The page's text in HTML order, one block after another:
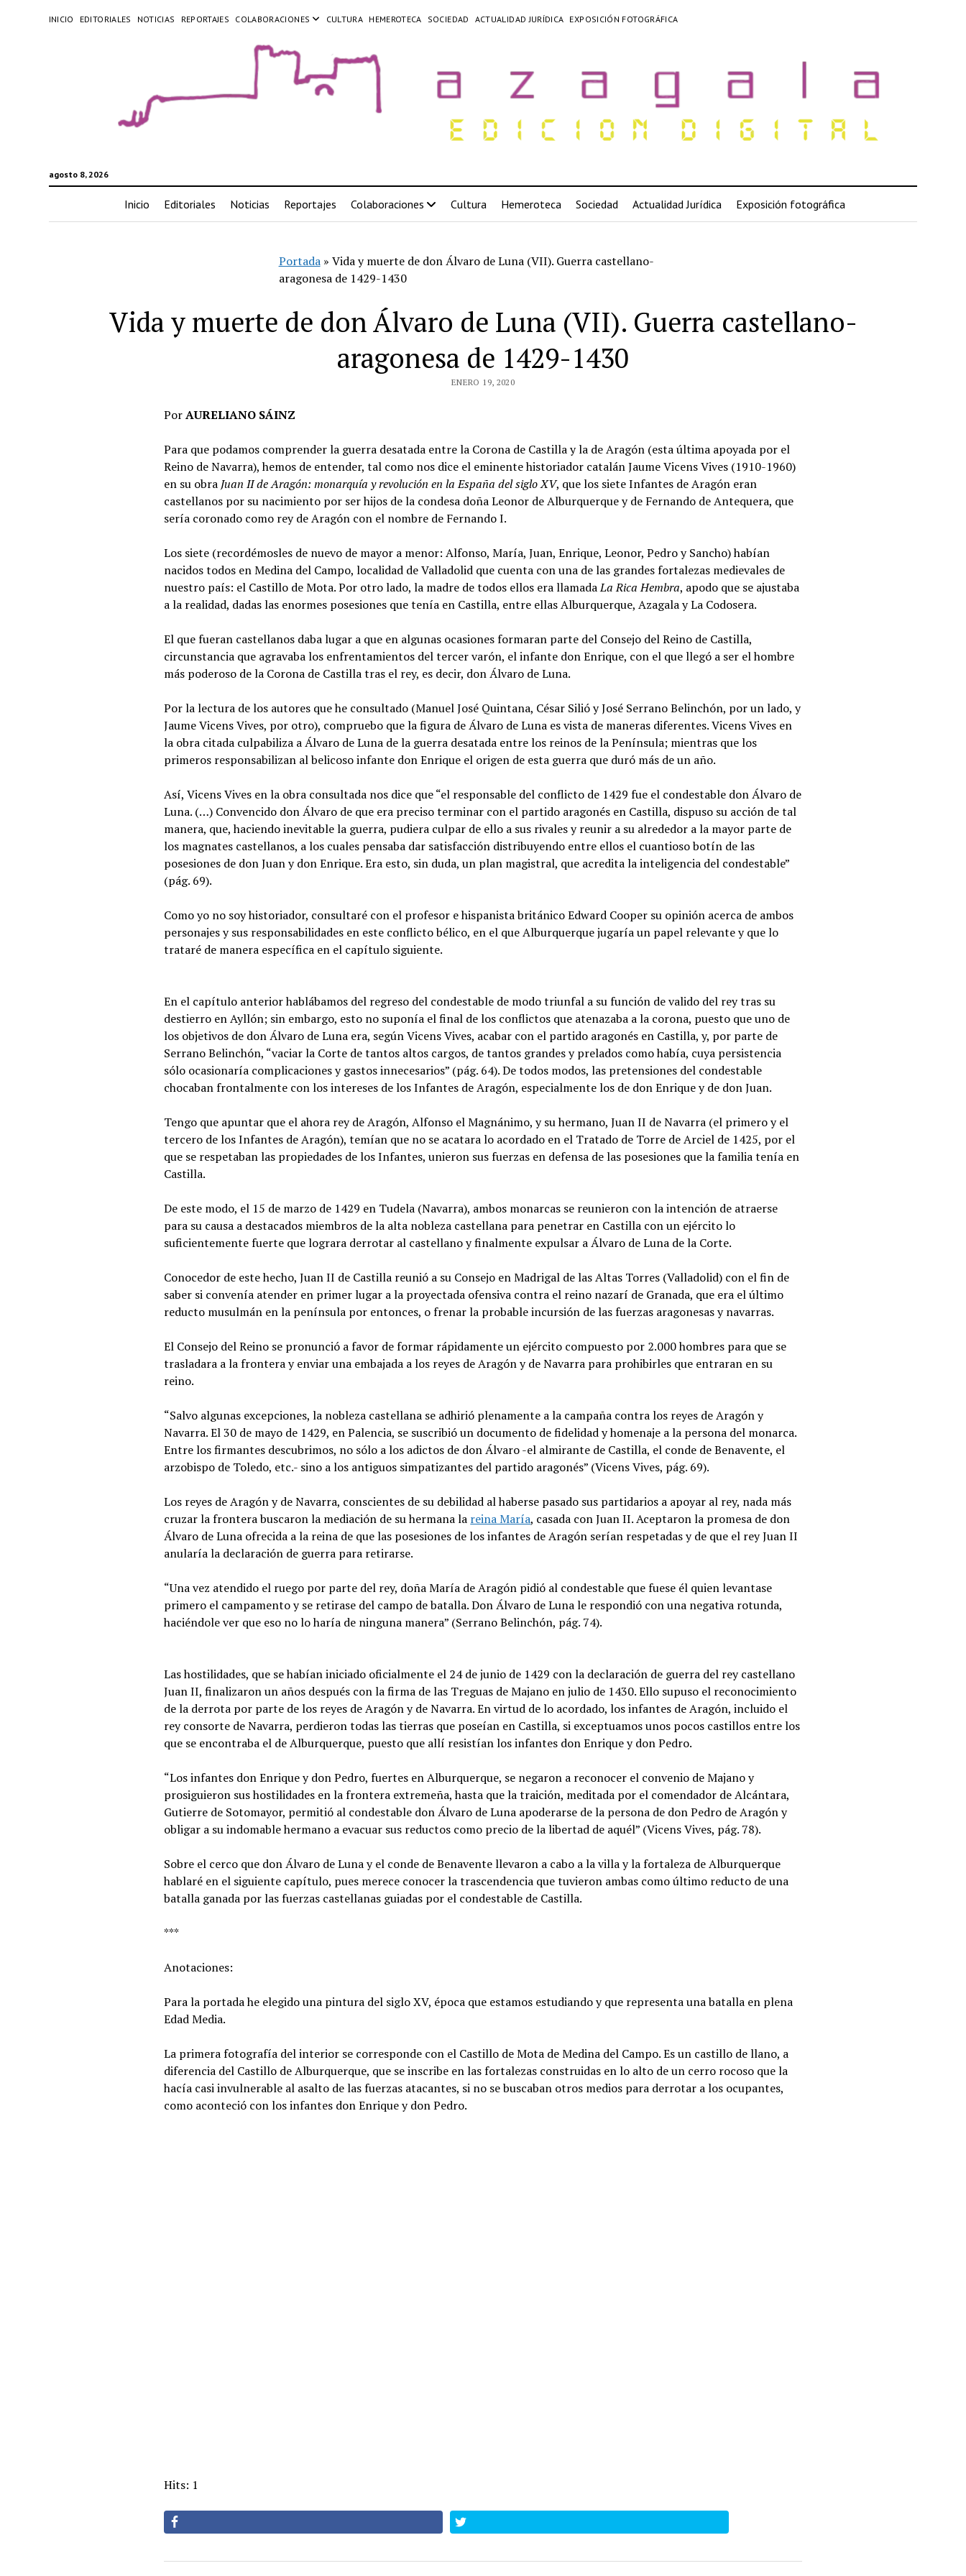
INICIO EDITORIALES NOTICIAS REPORTAJES COLABORACIONES CULTURA HEMEROTECA SOCIEDAD ACTUALIDAD JURÍDICA EXPOSICIÓN FOTOGRÁFICA
agosto 8, 2026
Inicio Editoriales Noticias Reportajes Colaboraciones Cultura Hemeroteca Sociedad Actualidad Jurídica Exposición fotográfica
Portada» Vida y muerte de don Álvaro de Luna (VII). Guerra castellano-
aragonesa de 1429-1430
Vida y muerte de don Álvaro de Luna (VII). Guerra castellano-
aragonesa de 1429-1430
ENERO 19, 2020
PorAURELIANO SÁINZ
Para que podamos comprender la guerra desatada entre la Corona de Castilla y la de Aragón (esta última apoyada por el
Reino de Navarra), hemos de entender, tal como nos dice el eminente historiador catalán Jaume Vicens Vives (1910-1960)
en su obra Juan II de Aragón: monarquía y revolución en la España del siglo XV, que los siete Infantes de Aragón eran
castellanos por su nacimiento por ser hijos de la condesa doña Leonor de Alburquerque y de Fernando de Antequera, que
sería coronado como rey de Aragón con el nombre de Fernando I.
Los siete (recordémosles de nuevo de mayor a menor: Alfonso, María, Juan, Enrique, Leonor, Pedro y Sancho) habían
nacidos todos en Medina del Campo, localidad de Valladolid que cuenta con una de las grandes fortalezas medievales de
nuestro país: el Castillo de Mota. Por otro lado, la madre de todos ellos era llamadaLa Rica Hembra, apodo que se ajustaba
a la realidad, dadas las enormes posesiones que tenía en Castilla, entre ellas Alburquerque, Azagala y La Codosera.
El que fueran castellanos daba lugar a que en algunas ocasiones formaran parte del Consejo del Reino de Castilla,
circunstancia que agravaba los enfrentamientos del tercer varón, el infante don Enrique, con el que llegó a ser el hombre
más poderoso de la Corona de Castilla tras el rey, es decir, don Álvaro de Luna.
Por la lectura de los autores que he consultado (Manuel José Quintana, César Silió y José Serrano Belinchón, por un lado, y
Jaume Vicens Vives, por otro), compruebo que la figura de Álvaro de Luna es vista de maneras diferentes. Vicens Vives en
la obra citada culpabiliza a Álvaro de Luna de la guerra desatada entre los reinos de la Península; mientras que los
primeros responsabilizan al belicoso infante don Enrique el origen de esta guerra que duró más de un año.
Así, Vicens Vives en la obra consultada nos dice que “el responsable del conflicto de 1429 fue el condestable don Álvaro de
Luna. (…) Convencido don Álvaro de que era preciso terminar con el partido aragonés en Castilla, dispuso su acción de tal
manera, que, haciendo inevitable la guerra, pudiera culpar de ello a sus rivales y reunir a su alrededor a la mayor parte de
los magnates castellanos, a los cuales pensaba dar satisfacción distribuyendo entre ellos el cuantioso botín de las
posesiones de don Juan y don Enrique. Era esto, sin duda, un plan magistral, que acredita la inteligencia del condestable”
(pág. 69).
Como yo no soy historiador, consultaré con el profesor e hispanista británico Edward Cooper su opinión acerca de ambos
personajes y sus responsabilidades en este conflicto bélico, en el que Alburquerque jugaría un papel relevante y que lo
trataré de manera específica en el capítulo siguiente.
En el capítulo anterior hablábamos del regreso del condestable de modo triunfal a su función de valido del rey tras su
destierro en Ayllón; sin embargo, esto no suponía el final de los conflictos que atenazaba a la corona, puesto que uno de
los objetivos de don Álvaro de Luna era, según Vicens Vives, acabar con el partido aragonés en Castilla, y, por parte de
Serrano Belinchón, “vaciar la Corte de tantos altos cargos, de tantos grandes y prelados como había, cuya persistencia
sólo ocasionaría complicaciones y gastos innecesarios” (pág. 64). De todos modos, las pretensiones del condestable
chocaban frontalmente con los intereses de los Infantes de Aragón, especialmente los de don Enrique y de don Juan.
Tengo que apuntar que el ahora rey de Aragón, Alfonso el Magnánimo, y su hermano, Juan II de Navarra (el primero y el
tercero de los Infantes de Aragón), temían que no se acatara lo acordado en el Tratado de Torre de Arciel de 1425, por el
que se respetaban las propiedades de los Infantes, unieron sus fuerzas en defensa de las posesiones que la familia tenía en
Castilla.
De este modo, el 15 de marzo de 1429 en Tudela (Navarra), ambos monarcas se reunieron con la intención de atraerse
para su causa a destacados miembros de la alta nobleza castellana para penetrar en Castilla con un ejército lo
suficientemente fuerte que lograra derrotar al castellano y finalmente expulsar a Álvaro de Luna de la Corte.
Conocedor de este hecho, Juan II de Castilla reunió a su Consejo en Madrigal de las Altas Torres (Valladolid) con el fin de
saber si convenía atender en primer lugar a la proyectada ofensiva contra el reino nazarí de Granada, que era el último
reducto musulmán en la península por entonces, o frenar la probable incursión de las fuerzas aragonesas y navarras.
El Consejo del Reino se pronunció a favor de formar rápidamente un ejército compuesto por 2.000 hombres para que se
trasladara a la frontera y enviar una embajada a los reyes de Aragón y de Navarra para prohibirles que entraran en su
reino.
“Salvo algunas excepciones, la nobleza castellana se adhirió plenamente a la campaña contra los reyes de Aragón y
Navarra. El 30 de mayo de 1429, en Palencia, se suscribió un documento de fidelidad y homenaje a la persona del monarca.
Entre los firmantes descubrimos, no sólo a los adictos de don Álvaro -el almirante de Castilla, el conde de Benavente, el
arzobispo de Toledo, etc.- sino a los antiguos simpatizantes del partido aragonés” (Vicens Vives, pág. 69).
Los reyes de Aragón y de Navarra, conscientes de su debilidad al haberse pasado sus partidarios a apoyar al rey, nada más
cruzar la frontera​ buscaron la mediación de su hermana la reina María, casada con Juan II. Aceptaron la promesa de don
Álvaro de Luna ofrecida a la reina de que las posesiones de los infantes de Aragón serían respetadas y de que el rey Juan II
anularía la declaración de guerra para retirarse.
“Una vez atendido el ruego por parte del rey, doña María de Aragón pidió al condestable que fuese él quien levantase
primero el campamento y se retirase del campo de batalla. Don Álvaro de Luna le respondió con una negativa rotunda,
haciéndole ver que eso no lo haría de ninguna manera” (Serrano Belinchón, pág. 74).
Las hostilidades, que se habían iniciado oficialmente el 24 de junio de 1429 con la declaración de guerra del rey castellano
Juan II, finalizaron un años después con la firma de las Treguas de Majano en julio de 1430. Ello supuso el reconocimiento
de la derrota por parte de los reyes de Aragón y de Navarra. En virtud de lo acordado, los infantes de Aragón, incluido el
rey consorte de Navarra, perdieron todas las tierras que poseían en Castilla, si exceptuamos unos pocos castillos entre los
que se encontraba el de Alburquerque, puesto que allí resistían los infantes don Enrique y don Pedro.
“Los infantes don Enrique y don Pedro, fuertes en Alburquerque, se negaron a reconocer el convenio de Majano y
prosiguieron sus hostilidades en la frontera extremeña, hasta que la traición, meditada por el comendador de Alcántara,
Gutierre de Sotomayor, permitió al condestable don Álvaro de Luna apoderarse de la persona de don Pedro de Aragón y
obligar a su indomable hermano a evacuar sus reductos como precio de la libertad de aquél” (Vicens Vives, pág. 78).
Sobre el cerco que don Álvaro de Luna y el conde de Benavente llevaron a cabo a la villa y la fortaleza de Alburquerque
hablaré en el siguiente capítulo, pues merece conocer la trascendencia que tuvieron ambas como último reducto de una
batalla ganada por las fuerzas castellanas guiadas por el condestable de Castilla.
***
Anotaciones:
Para la portada he elegido una pintura del siglo XV, época que estamos estudiando y que representa una batalla en plena
Edad Media.
La primera fotografía del interior se corresponde con el Castillo de Mota de Medina del Campo. Es un castillo de llano, a
diferencia del Castillo de Alburquerque, que se inscribe en las fortalezas construidas en lo alto de un cerro rocoso que la
hacía casi invulnerable al asalto de las fuerzas atacantes, si no se buscaban otros medios para derrotar a los ocupantes,
como aconteció con los infantes don Enrique y don Pedro.
Hits: 1